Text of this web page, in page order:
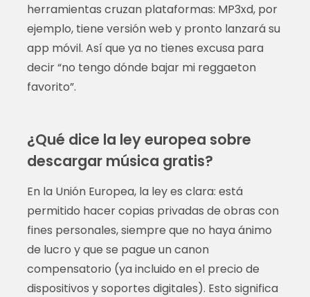
herramientas cruzan plataformas: MP3xd, por
ejemplo, tiene versión web y pronto lanzará su
app móvil. Así que ya no tienes excusa para
decir “no tengo dónde bajar mi reggaeton
favorito”.
¿Qué dice la ley europea sobre
descargar música gratis?
En la Unión Europea, la ley es clara: está
permitido hacer copias privadas de obras con
fines personales, siempre que no haya ánimo
de lucro y que se pague un canon
compensatorio (ya incluido en el precio de
dispositivos y soportes digitales). Esto significa